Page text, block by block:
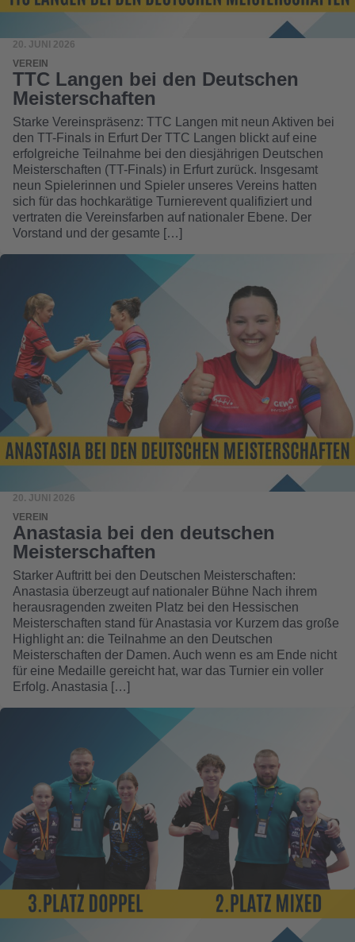
20. JUNI 2026
VEREIN
TTC Langen bei den Deutschen
Meisterschaften
Starke Vereinspräsenz: TTC Langen mit neun Aktiven bei
den TT-Finals in Erfurt Der TTC Langen blickt auf eine
erfolgreiche Teilnahme bei den diesjährigen Deutschen
Meisterschaften (TT-Finals) in Erfurt zurück. Insgesamt
neun Spielerinnen und Spieler unseres Vereins hatten
sich für das hochkarätige Turnierevent qualifiziert und
vertraten die Vereinsfarben auf nationaler Ebene. Der
Vorstand und der gesamte […]
20. JUNI 2026
VEREIN
Anastasia bei den deutschen
Meisterschaften
Starker Auftritt bei den Deutschen Meisterschaften:
Anastasia überzeugt auf nationaler Bühne Nach ihrem
herausragenden zweiten Platz bei den Hessischen
Meisterschaften stand für Anastasia vor Kurzem das große
Highlight an: die Teilnahme an den Deutschen
Meisterschaften der Damen. Auch wenn es am Ende nicht
für eine Medaille gereicht hat, war das Turnier ein voller
Erfolg. Anastasia […]